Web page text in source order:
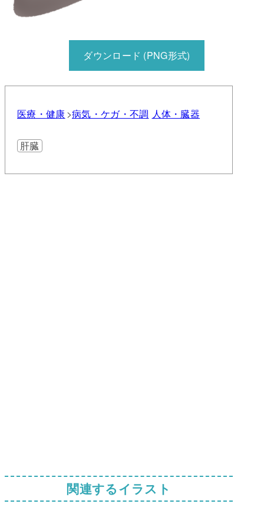
ダウンロード (PNG形式)
医療・健康 病気・ケガ・不調 人体・臓器
肝臓
関連するイラスト